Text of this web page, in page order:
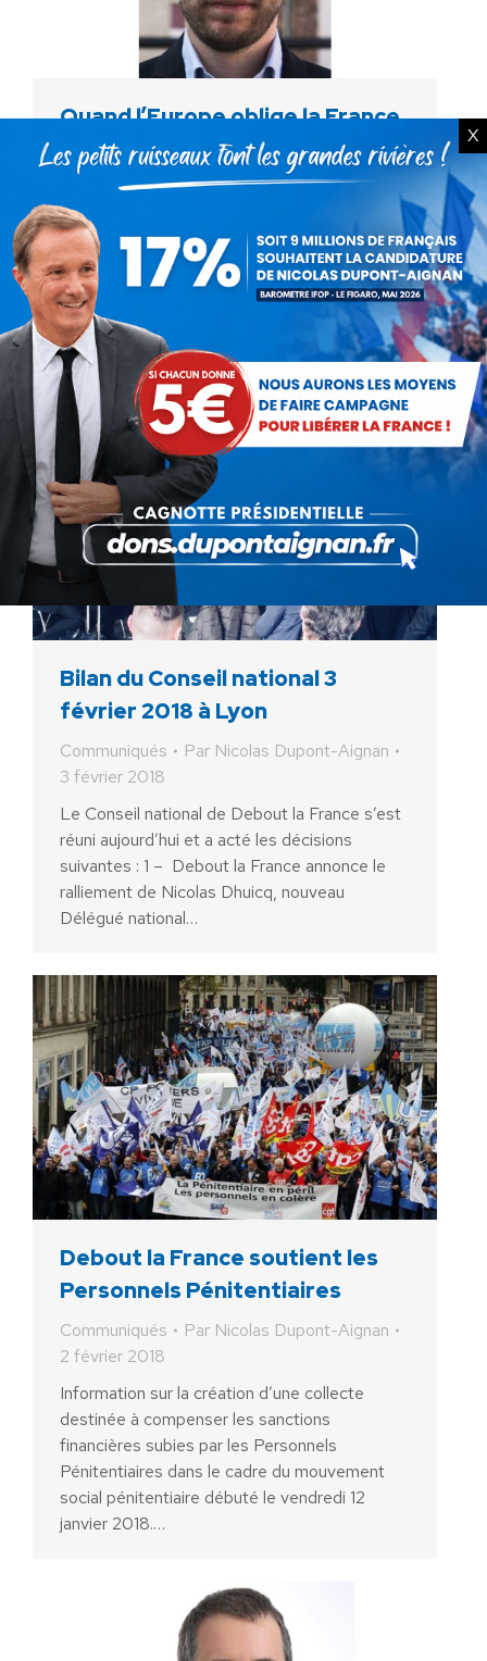
Quand l’Europe oblige la France
à garder les terroristes
Communiqués ParDamien Lempereur
5 février 2018
La Cour européenne dite des droits de
l’homme vient de condamner la France pour
avoir renvoyé un terroriste islamiste dans son
Algérie natale. Oui, selon
les « juges » européens, c’est la France qui…
Bilan du Conseil national 3
février 2018 à Lyon
Communiqués Par Nicolas Dupont-Aignan
3 février 2018
Le Conseil national de Debout la France s’est
réuni aujourd’hui et a acté les décisions
suivantes : 1 – Debout la France annonce le
ralliement de Nicolas Dhuicq, nouveau
Délégué national…
Debout la France soutient les
Personnels Pénitentiaires
Communiqués Par Nicolas Dupont-Aignan
2 février 2018
Information sur la création d’une collecte
destinée à compenser les sanctions
financières subies par les Personnels
Pénitentiaires dans le cadre du mouvement
social pénitentiaire débuté le vendredi 12
janvier 2018.…
X